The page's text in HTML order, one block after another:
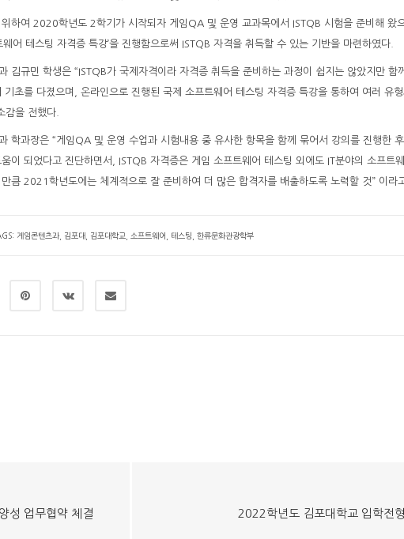
하여 2020학년도 2학기가 시작되자 게임QA 및 운영 교과목에서 ISTQB 시험을 준비해 왔
어 테스팅 자격증 특강’을 진행함으로써 ISTQB 자격을 취득할 수 있는 기반을 마련하였다.
김규민 학생은 “ISTQB가 국제자격이라 자격증 취득을 준비하는 과정이 쉽지는 않았지만 함
초를 다졌으며, 온라인으로 진행된 국제 소프트웨어 테스팅 자격증 특강을 통하여 여러 유
감을 전했다.
학과장은 “게임QA 및 운영 수업과 시험내용 중 유사한 항목을 함께 묶어서 강의를 진행한
이 되었다고 진단하면서, ISTQB 자격증은 게임 소프트웨어 테스팅 외에도 IT분야의 소프트
큼 2021학년도에는 체계적으로 잘 준비하여 더 많은 합격자를 배출하도록 노력할 것” 이라
게임콘텐츠과 김포대 김포대학교 소프트웨어 테스팅 한류문화관광학부
성 업무협약 체결 2022학년도 김포대학교 입학전